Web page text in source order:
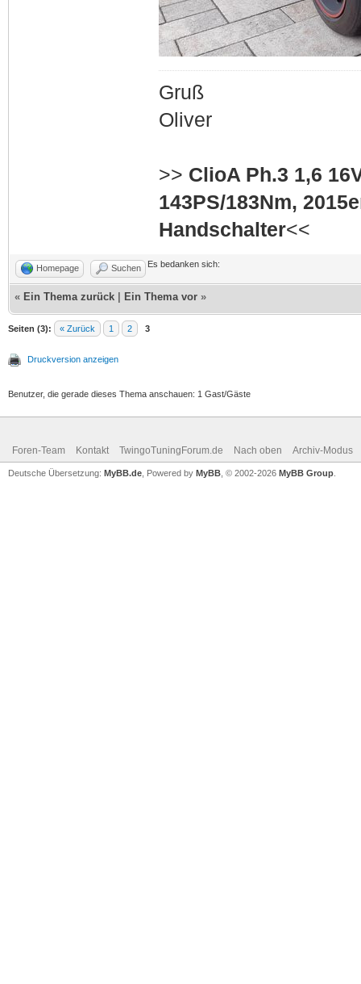
Gruß
Oliver
>> ClioA Ph.3 1,6
143PS/183Nm,
Handschalter<<
Homepage Suchen Es bedanken sich:
« Ein Thema zurück Ein Thema vor »
Seiten (3): « Zurück 1 2 3
Druckversion anzeigen
Benutzer, die gerade dieses Thema anschauen: 1 Gast/Gäste
Foren-Team Kontakt TwingoTuningForum.de Nach oben Archiv-Modus
Deutsche Übersetzung: MyBB.de , Powered by MyBB , © 2002-2026 MyBB Group